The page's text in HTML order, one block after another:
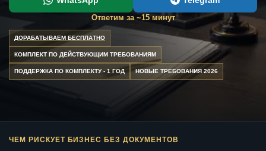
Ответим за ~15 минут
ДОРАБАТЫВАЕМ БЕСПЛАТНО
КОМПЛЕКТ ПО ДЕЙСТВУЮЩИМ ТРЕБОВАНИЯМ
ПОДДЕРЖКА ПО КОМПЛЕКТУ - 1 ГОД НОВЫЕ ТРЕБОВАНИЯ 2026
ЧЕМ РИСКУЕТ БИЗНЕС БЕЗ ДОКУМЕНТОВ